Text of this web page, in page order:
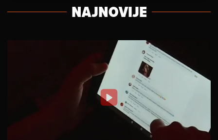
NAJNOVIJE